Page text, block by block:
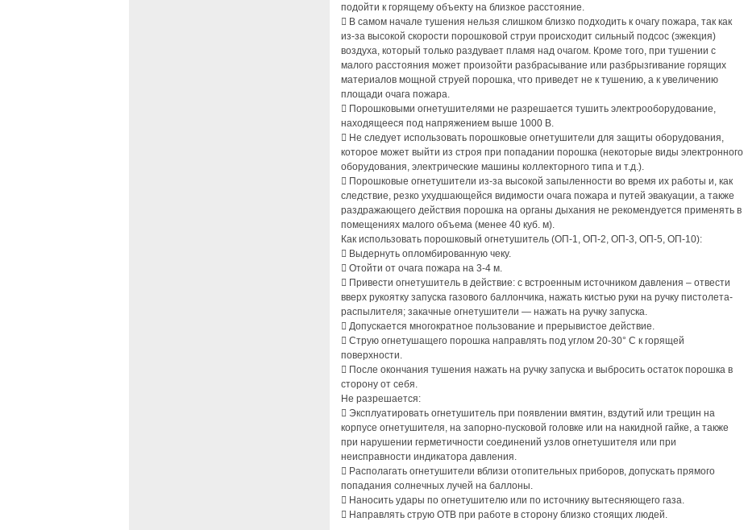
подойти к горящему объекту на близкое расстояние.
 В самом начале тушения нельзя слишком близко подходить к очагу пожара, так как
из-за высокой скорости порошковой струи происходит сильный подсос (эжекция)
воздуха, который только раздувает пламя над очагом. Кроме того, при тушении с
малого расстояния может произойти разбрасывание или разбрызгивание горящих
материалов мощной струей порошка, что приведет не к тушению, а к увеличению
площади очага пожара.
 Порошковыми огнетушителями не разрешается тушить электрооборудование,
находящееся под напряжением выше 1000 В.
 Не следует использовать порошковые огнетушители для защиты оборудования,
которое может выйти из строя при попадании порошка (некоторые виды электронного
оборудования, электрические машины коллекторного типа и т.д.).
 Порошковые огнетушители из-за высокой запыленности во время их работы и, как
следствие, резко ухудшающейся видимости очага пожара и путей эвакуации, а также
раздражающего действия порошка на органы дыхания не рекомендуется применять в
помещениях малого объема (менее 40 куб. м).
Как использовать порошковый огнетушитель (ОП-1, ОП-2, ОП-3, ОП-5, ОП-10):
 Выдернуть опломбированную чеку.
 Отойти от очага пожара на 3-4 м.
 Привести огнетушитель в действие: с встроенным источником давления – отвести
вверх рукоятку запуска газового баллончика, нажать кистью руки на ручку пистолета-
распылителя; закачные огнетушители — нажать на ручку запуска.
 Допускается многократное пользование и прерывистое действие.
 Струю огнетушащего порошка направлять под углом 20-30° С к горящей
поверхности.
 После окончания тушения нажать на ручку запуска и выбросить остаток порошка в
сторону от себя.
Не разрешается:
 Эксплуатировать огнетушитель при появлении вмятин, вздутий или трещин на
корпусе огнетушителя, на запорно-пусковой головке или на накидной гайке, а также
при нарушении герметичности соединений узлов огнетушителя или при
неисправности индикатора давления.
 Располагать огнетушители вблизи отопительных приборов, допускать прямого
попадания солнечных лучей на баллоны.
 Наносить удары по огнетушителю или по источнику вытесняющего газа.
 Направлять струю ОТВ при работе в сторону близко стоящих людей.